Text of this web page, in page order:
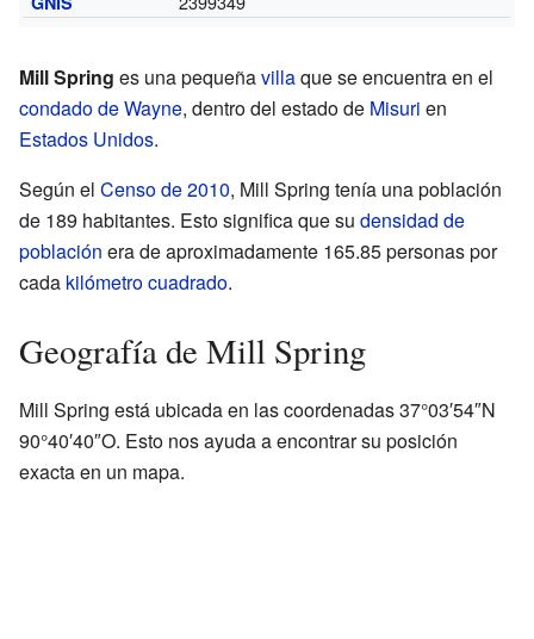
Mill Spring es una pequeñavillaque se encuentra en el
condado de Wayne, dentro del estado de Misuri en
Estados Unidos.
Según el Censo de 2010, Mill Spring tenía una población
de 189 habitantes. Esto significa que su densidad de
población era de aproximadamente 165.85 personas por
cada kilómetro cuadrado.
Geografía de Mill Spring
Mill Spring está ubicada en las coordenadas 37°03′54″N
90°40′40″O. Esto nos ayuda a encontrar su posición
exacta en un mapa.